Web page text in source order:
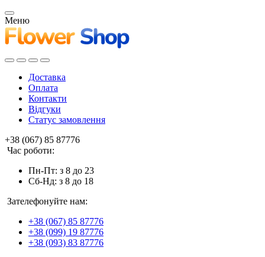
Меню
Доставка
Оплата
Контакти
Відгуки
Статус замовлення
+38 (067) 85 87776
Час роботи:
Пн-Пт: з 8 до 23
Сб-Нд: з 8 до 18
Зателефонуйте нам:
+38 (067) 85 87776
+38 (099) 19 87776
+38 (093) 83 87776